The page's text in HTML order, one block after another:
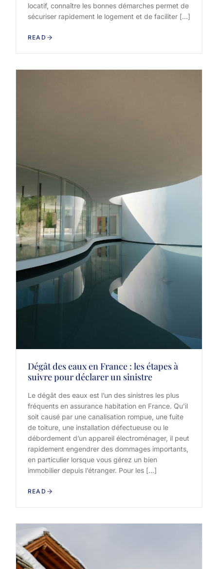
locatif, connaître les bonnes démarches permet de
sécuriser rapidement le logement et de faciliter […]
READ
Dégât des eaux en France : les étapes à
suivre pour déclarer un sinistre
Le dégât des eaux est l’un des sinistres les plus
fréquents en assurance habitation en France. Qu’il
soit causé par une canalisation rompue, une fuite
de toiture, une installation défectueuse ou le
débordement d’un appareil électroménager, il peut
rapidement engendrer des dommages importants,
en particulier lorsque vous gérez un bien
immobilier depuis l’étranger. Pour les […]
READ